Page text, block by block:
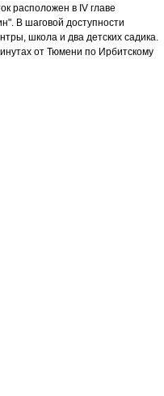
расположен в IV главе
В шаговой доступности
школа и два детских садика.
от Тюмени по Ирбитскому